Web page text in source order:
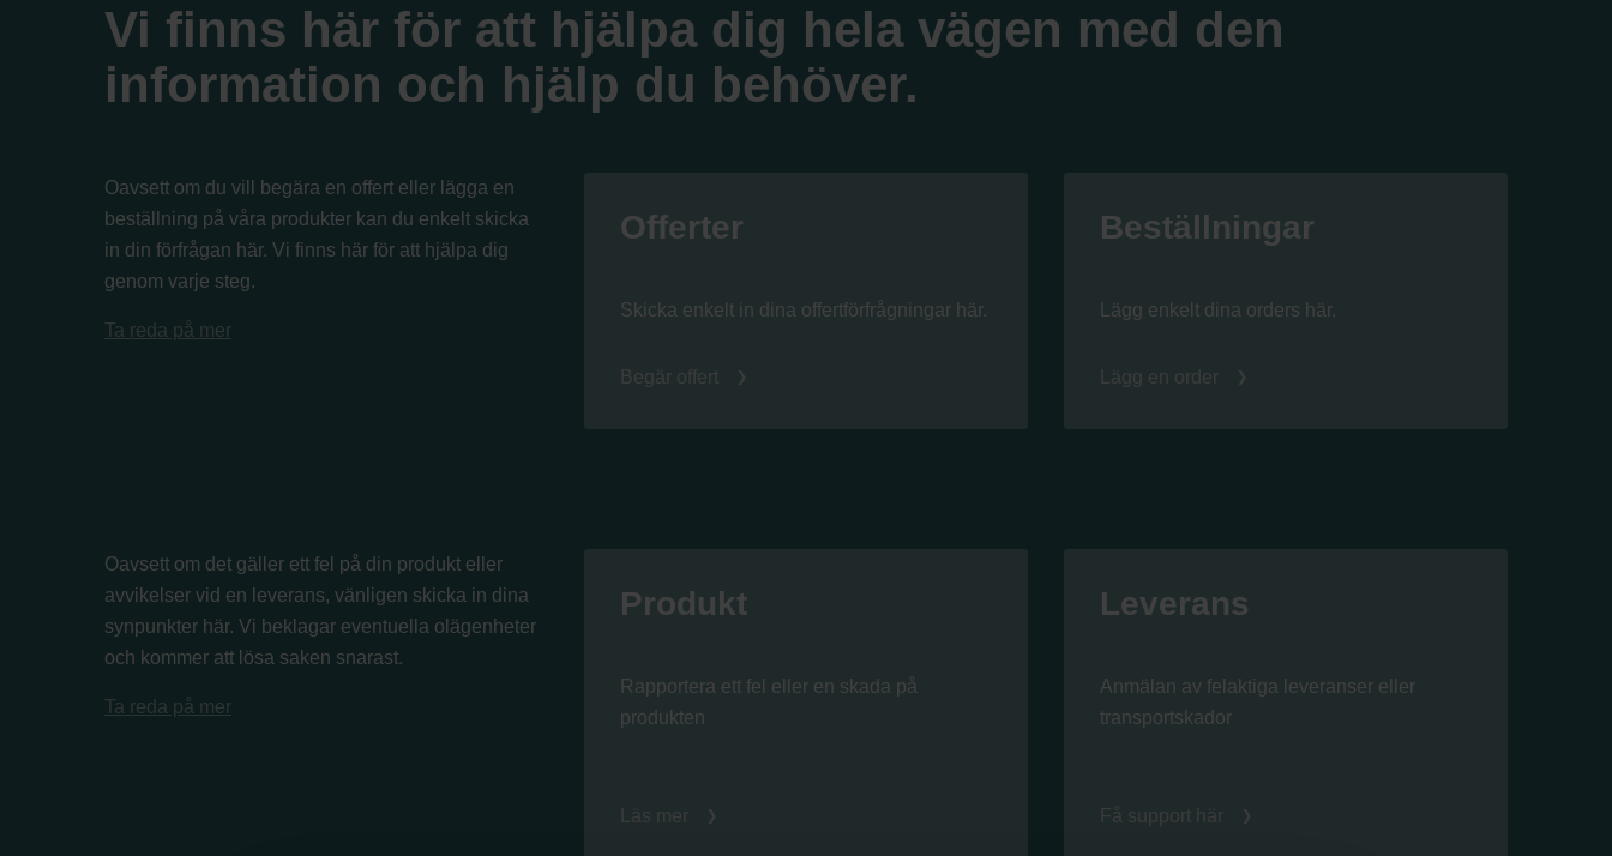
Vi finns här för att hjälpa dig hela vägen med den
information och hjälp du behöver.
Oavsett om du vill begära en offert eller lägga en
beställning på våra produkter kan du enkelt skicka
in din förfrågan här. Vi finns här för att hjälpa dig
genom varje steg.
Ta reda på mer
Offerter
Skicka enkelt in dina offertförfrågningar här.
Begär offert
Beställningar
Lägg enkelt dina orders här.
Lägg en order
Oavsett om det gäller ett fel på din produkt eller
avvikelser vid en leverans, vänligen skicka in dina
synpunkter här. Vi beklagar eventuella olägenheter
och kommer att lösa saken snarast.
Ta reda på mer
Produkt
Rapportera ett fel eller en skada på
produkten
Läs mer
Leverans
Anmälan av felaktiga leveranser eller
transportskador
Få support här